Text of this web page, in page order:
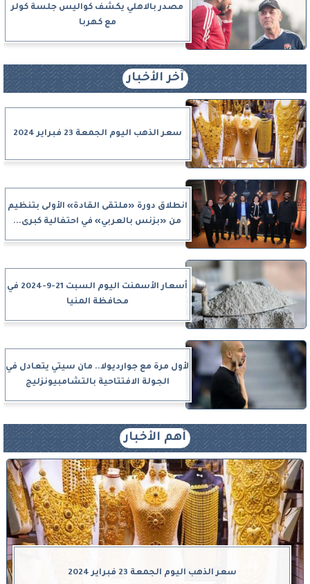
مصدر بالاهلي يكشف كواليس جلسة كولر
مع كهربا
آخر الأخبار
سعر الذهب اليوم الجمعة 23 فبراير 2024
انطلاق دورة «ملتقى القادة» الأولى بتنظيم
من «بزنس بالعربي» في احتفالية كبرى...
أسعار الأسمنت اليوم السبت 21-9-2024 في
محافظة المنيا
لأول مرة مع جوارديولا.. مان سيتي يتعادل في
الجولة الافتتاحية بالتشامبيونزليج
أهم الأخبار
سعر الذهب اليوم الجمعة 23 فبراير 2024